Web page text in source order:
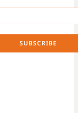
SUBSCRIBE